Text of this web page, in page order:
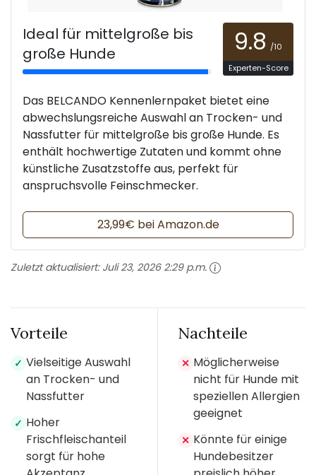
Ideal für mittelgroße bis
große Hunde
9.8 /10
Experten-Score
Das BELCANDO Kennenlernpaket bietet eine
abwechslungsreiche Auswahl an Trocken- und
Nassfutter für mittelgroße bis große Hunde. Es
enthält hochwertige Zutaten und kommt ohne
künstliche Zusatzstoffe aus, perfekt für
anspruchsvolle Feinschmecker.
23,99€ bei Amazon.de
Zuletzt aktualisiert: Juli 23, 2026 2:29 p.m.
Vorteile
✓ Vielseitige Auswahl
an Trocken- und
Nassfutter
✓ Hoher
Frischfleischanteil
sorgt für hohe
Nachteile
✕ Möglicherweise
nicht für Hunde mit
speziellen Allergien
geeignet
✕ Könnte für einige
Hundebesitzer